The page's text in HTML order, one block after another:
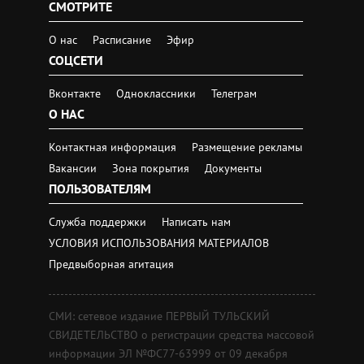
СМОТРИТЕ
О нас Расписание Эфир
СОЦСЕТИ
Вконтакте Одноклассники Телеграм
О НАС
Контактная информация
Размещение рекламы
Вакансии
Зона покрытия Документы
ПОЛЬЗОВАТЕЛЯМ
Служба поддержки
Написать нам
УСЛОВИЯ ИСПОЛЬЗОВАНИЯ МАТЕРИАЛОВ
Предвыборная агитация
СМИ: сетевое издание ПЕРВЫЙ ТУЛЬСКИЙ
СВИДЕТЕЛЬСТВО о регистрации средства массовой
информации ЭЛ №ФС77-63999 от 09 декабря